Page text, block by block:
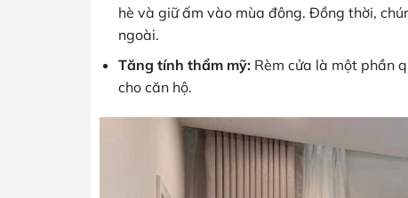
hè và giữ ấm vào mùa đông. Đồng thời,
ngoài.
Tăng tính thẩm mỹ:Rèm cửa là một phần
cho căn hộ.